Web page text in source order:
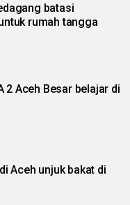
batasi
rumah tangga
2 Aceh Besar belajar di
Aceh unjuk bakat di